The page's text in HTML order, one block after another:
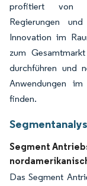
profitiert von
Regierungen
Innovation im
zum
durchführen und
Anwendungen
finden.
Segment
Das Segment